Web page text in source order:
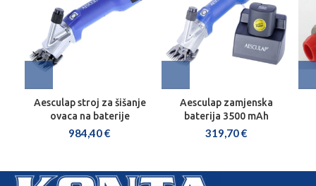
Aesculap stroj za šišanje
ovaca na baterije
984,40€
Aesculap zamjenska
baterija 3500 mAh
319,70€